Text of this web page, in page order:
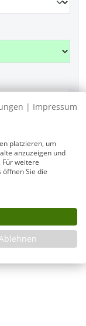
| Impressum
platzieren, um
anzuzeigen und
weitere
Sie die
Ablehnen